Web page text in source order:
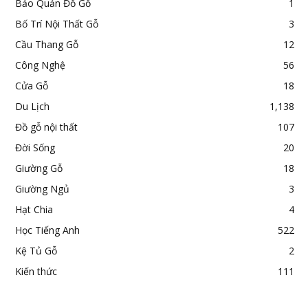
Bảo Quản Đồ Gỗ
1
Bố Trí Nội Thất Gỗ
3
Cầu Thang Gỗ
12
Công Nghệ
56
Cửa Gỗ
18
Du Lịch
1,138
Đồ gỗ nội thất
107
Đời Sống
20
Giường Gỗ
18
Giường Ngủ
3
Hạt Chia
4
Học Tiếng Anh
522
Kệ Tủ Gỗ
2
Kiến thức
111